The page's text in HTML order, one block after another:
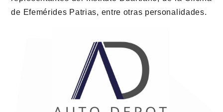
de Efemérides Patrias, entre otras personalidades.